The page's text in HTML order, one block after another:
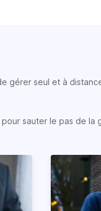
gérer seul et à
sauter le pas de la